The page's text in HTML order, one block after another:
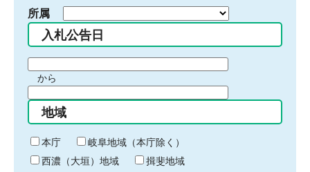
所属
入札公告日
間
ま
り
から
の
終
り
地域
本庁
岐阜地域（本庁除く）
西濃（大垣）地域
揖斐地域